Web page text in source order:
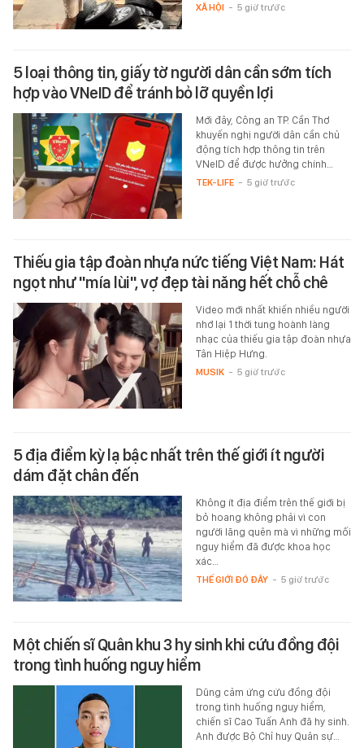
XÃ HỘI - 5 giờ trước
5 loại thông tin, giấy tờ người dân cần sớm tích
hợp vào VNeID để tránh bỏ lỡ quyền lợi
Mới đây, Công an TP. Cần Thơ
khuyến nghị người dân cần chủ
động tích hợp thông tin trên
VNeID để được hưởng chính…
TEK-LIFE - 5 giờ trước
Thiếu gia tập đoàn nhựa nức tiếng Việt Nam: Hát
ngọt như "mía lùi", vợ đẹp tài năng hết chỗ chê
Video mới nhất khiến nhiều người
nhớ lại 1 thời tung hoành làng
nhạc của thiếu gia tập đoàn nhựa
Tân Hiệp Hưng.
MUSIK - 5 giờ trước
5 địa điểm kỳ lạ bậc nhất trên thế giới ít người
dám đặt chân đến
Không ít địa điểm trên thế giới bị
bỏ hoang không phải vì con
người lãng quên mà vì những mối
nguy hiểm đã được khoa học
xác…
THẾ GIỚI ĐÓ ĐÂY - 5 giờ trước
Một chiến sĩ Quân khu 3 hy sinh khi cứu đồng đội
trong tình huống nguy hiểm
Dũng cảm ứng cứu đồng đội
trong tình huống nguy hiểm,
chiến sĩ Cao Tuấn Anh đã hy sinh.
Anh được Bộ Chỉ huy Quân sự…